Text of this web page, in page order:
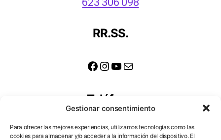
Gestionar consentimiento
Para ofrecer las mejores experiencias, utilizamos tecnologías como las
cookies para almacenar y/o acceder a la información del dispositivo. El
RR.SS.
Facebook
Instagram
YouTube
Correo electrónico
Teléfono
623 306 098